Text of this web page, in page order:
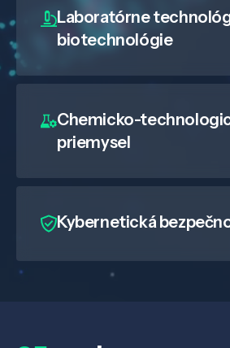
Laboratórne
biotechnológie
Chemicko-
priemysel
Kybernetická